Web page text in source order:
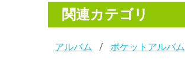
関連カテゴリ
アルバム ポケットアルバム